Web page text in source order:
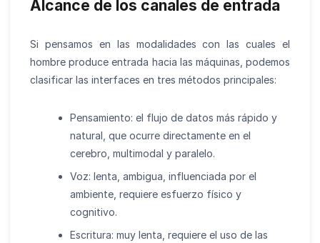
Alcance de los canales de entrada
Si pensamos en las modalidades con las cuales el
hombre produce entrada hacia las máquinas, podemos
clasificar las interfaces en tres métodos principales:
Pensamiento: el flujo de datos más rápido y
natural, que ocurre directamente en el
cerebro, multimodal y paralelo.
Voz: lenta, ambigua, influenciada por el
ambiente, requiere esfuerzo físico y
cognitivo.
Escritura: muy lenta, requiere el uso de las